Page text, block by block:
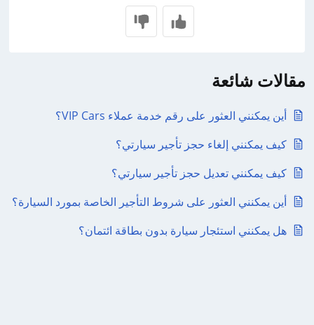
مقالات شائعة
أين يمكنني العثور على رقم خدمة عملاء VIP Cars؟
كيف يمكنني إلغاء حجز تأجير سيارتي؟
كيف يمكنني تعديل حجز تأجير سيارتي؟
أين يمكنني العثور على شروط التأجير الخاصة بمورد السيارة؟
هل يمكنني استئجار سيارة بدون بطاقة ائتمان؟